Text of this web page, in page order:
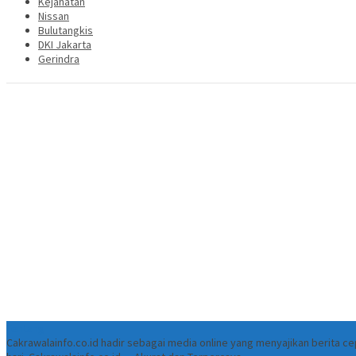
Nissan
Bulutangkis
DKI Jakarta
Gerindra
Cakrawalainfo.co.id hadir sebagai media online yang menyajikan berita